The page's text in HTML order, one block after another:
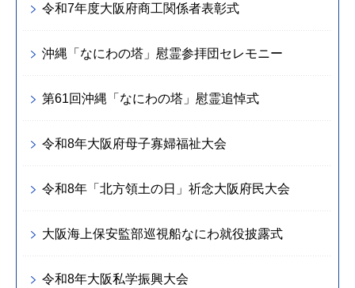
令和7年度大阪府商工関係者表彰式
沖縄「なにわの塔」慰霊参拝団セレモニー
第61回沖縄「なにわの塔」慰霊追悼式
令和8年大阪府母子寡婦福祉大会
令和8年「北方領土の日」祈念大阪府民大会
大阪海上保安監部巡視船なにわ就役披露式
令和8年大阪私学振興大会